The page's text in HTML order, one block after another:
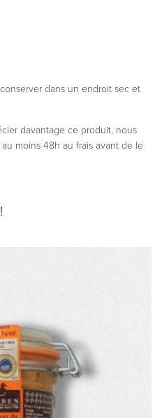
dans un endroit sec et
davantage ce produit, nous
moins 48h au frais avant de le